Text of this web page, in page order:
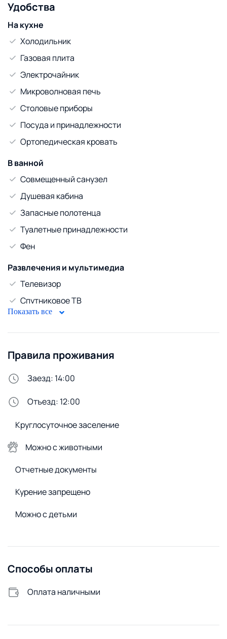
Удобства
На кухне
Холодильник
Газовая плита
Электрочайник
Микроволновая печь
Столовые приборы
Посуда и принадлежности
Ортопедическая кровать
В ванной
Совмещенный санузел
Душевая кабина
Запасные полотенца
Туалетные принадлежности
Фен
Развлечения и мультимедиа
Телевизор
Спутниковое ТВ
WiFi
Диван
Горячая вода
Домофон
Стирка и белье
Утюг
Стиральная машина
Удобства снаружи
Показать все
Правила проживания
Заезд: 14:00
Отъезд: 12:00
Круглосуточное заселение
Можно с животными
Отчетные документы
Курение запрещено
Можно с детьми
Способы оплаты
Оплата наличными